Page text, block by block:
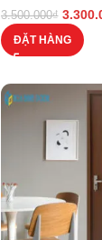
3.500.000₫
ĐẶT HÀNG